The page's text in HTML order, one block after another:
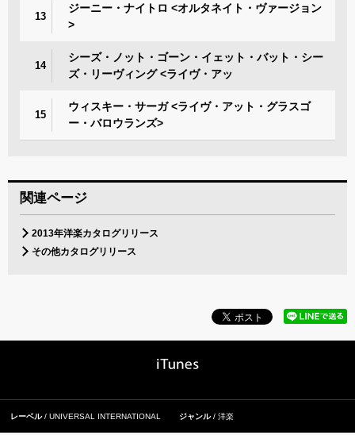
13
ジーニー・ナイトロ <オルタネイト・ヴァージョン
>
14
シーズ・ノット・ゴーン・イェット・バット・シー
ズ・リーヴィング <ライヴ・アッ
15
ウィスキー・サーガ <ライヴ・アット・グラスゴ
ー・バロウランズ>
関連ページ
2013年洋楽カタログリリース
その他カタログリリース
レーベル UNIVERSAL INTERNATIONAL ジャンル 洋楽